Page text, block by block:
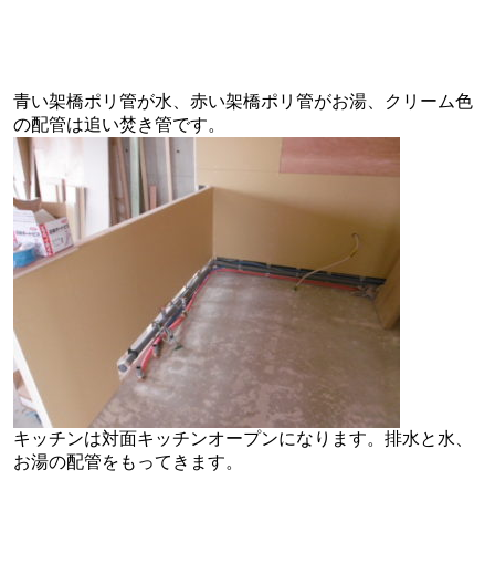
青い架橋ポリ管が水、赤い架橋ポリ管がお湯、クリーム色
の配管は追い焚き管です。
キッチンは対面キッチンオープンになります。排水と水、
お湯の配管をもってきます。